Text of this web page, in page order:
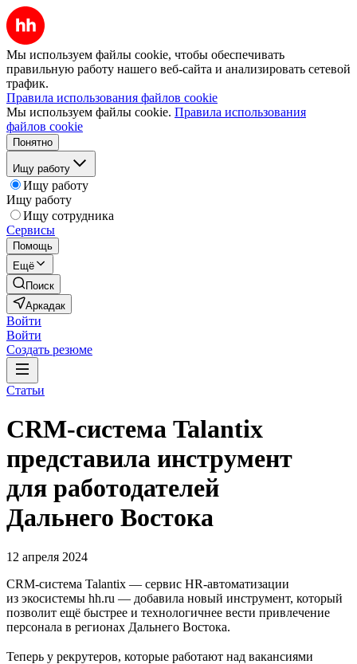
Мы используем файлы cookie, чтобы обеспечивать
правильную работу нашего веб-сайта и анализировать сетевой
трафик.
Правила использования файлов cookie
Мы используем файлы cookie. Правила использования
файлов cookie
Понятно
Ищу работу
Ищу работу
Ищу работу
Ищу сотрудника
Сервисы
Помощь
Ещё
Поиск
Аркадак
Войти
Войти
Создать резюме
Статьи
CRM-система Talantix
представила инструмент
для работодателей
Дальнего Востока
12 апреля 2024
CRM-система Talantiх — сервис HR-автоматизации
из экосистемы hh.ru — добавила новый инструмент, который
позволит ещё быстрее и технологичнее вести привлечение
персонала в регионах Дальнего Востока.
Теперь у рекрутеров, которые работают над вакансиями